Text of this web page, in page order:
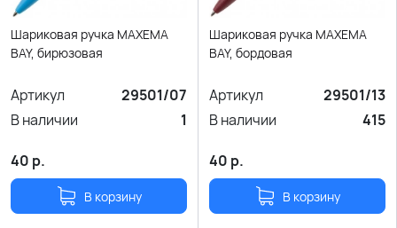
Шариковая ручка MAXEMA
BAY, бирюзовая
Артикул
29501/07
В наличии
1
40 р.
В корзину
Шариковая ручка MAXEMA
BAY, бордовая
Артикул
29501/13
В наличии
415
40 р.
В корзину